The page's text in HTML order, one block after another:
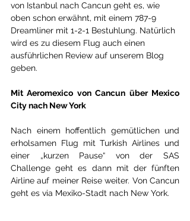
von Istanbul nach Cancun geht es, wie
oben schon erwähnt, mit einem 787-9
Dreamliner mit 1-2-1 Bestuhlung. Natürlich
wird es zu diesem Flug auch einen
ausführlichen Review auf unserem Blog
geben.
Mit Aeromexico von Cancun über Mexico
City nach New York
Nach einem hoffentlich gemütlichen und
erholsamen Flug mit Turkish Airlines und
einer „kurzen Pause“ von der SAS
Challenge geht es dann mit der fünften
Airline auf meiner Reise weiter. Von Cancun
geht es via Mexiko-Stadt nach New York.